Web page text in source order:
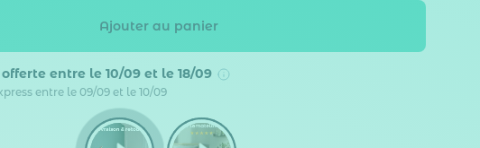
Ajouter au panier
offerte entre le 10/09 et le 18/09
entre le 09/09 et le 10/09